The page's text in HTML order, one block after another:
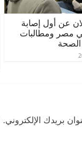
عن أول إصابة
مصر ومطالبات
الصحة
بريدك الإلكتروني.